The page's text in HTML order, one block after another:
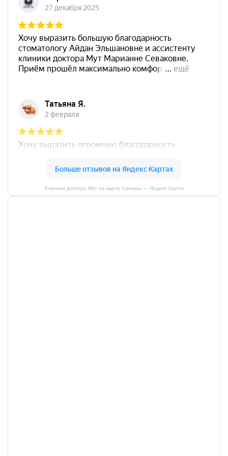
Клиника доктора Мут на карте Самары — Яндекс Карты